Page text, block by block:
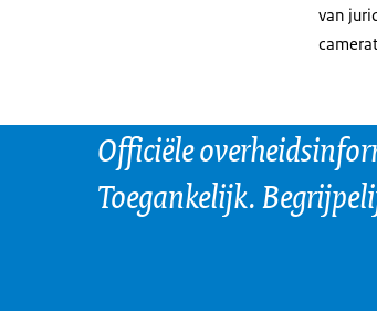
van
Officiële
Toegankelijk.